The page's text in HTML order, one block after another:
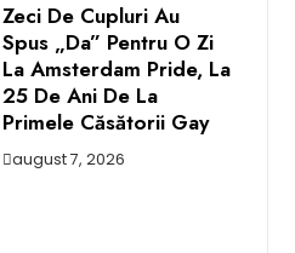
Zeci De Cupluri Au
Spus „da” Pentru O Zi
La Amsterdam Pride, La
25 De Ani De La
Primele Căsătorii Gay
august 7, 2026